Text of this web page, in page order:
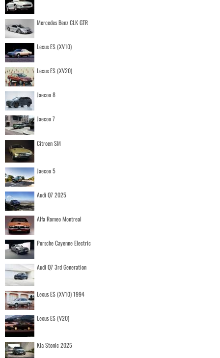
Mercedes Benz CLK GTR
Lexus ES (XV10)
Lexus ES (XV20)
Jaecoo 8
Jaecoo 7
Citroen SM
Jaecoo 5
Audi Q7 2025
Alfa Romeo Montreal
Porsche Cayenne Electric
Audi Q7 3rd Generation
Lexus ES (XV10) 1994
Lexus ES (V20)
Kia Stonic 2025